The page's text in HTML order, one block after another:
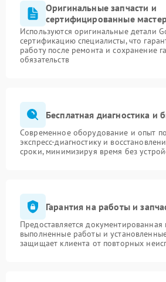
Оригинальные запчасти и
сертифицированные
Используются оригинальные детали
сертификацию специалисты, что
работу после ремонта и сохранение
обязательств
Бесплатная диагностика и
Современное оборудование и опыт
экспресс-диагностику и
сроки, минимизируя время без
Гарантия на работы и
Предоставляется документированная
выполненные работы и
защищает клиента от повторных